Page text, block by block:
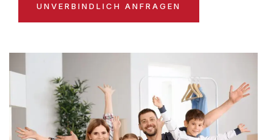
UNVERBINDLICH ANFRAGEN